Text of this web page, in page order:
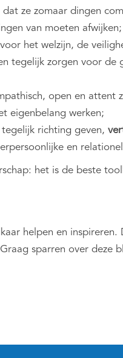
ze zomaar dingen
van moeten afwijken;
het welzijn, de
tegelijk zorgen voor de
open en attent
eigenbelang werken;
richting geven,
en
het is de beste
helpen en inspireren.
sparren over deze